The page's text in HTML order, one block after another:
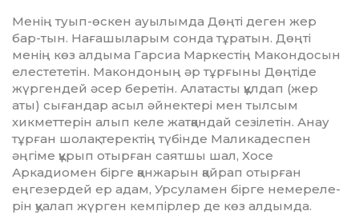
Менің туып-өскен ауылымда Дөң­ті деген жер
бар-тын. Наға­шы­ларым сонда тұратын. Дөңті
менің көз алдыма Гарсиа Маркестің Макондосын
елестететін. Макондо­ның әр тұрғыны Дөңтіде
жүргендей әсер беретін. Алатасты құлдап (жер
аты) сығандар асыл әйнектері мен тыл­сым
хикметтерін алып келе жат­қандай сезілетін. Анау
тұрған шо­лақ теректің түбінде Маликадес­пен
әңгіме құрып отырған саятшы шал, Хосе
Аркадиомен бірге қан­жа­рын қайрап отырған
еңгезердей ер адам, Урсуламен бірге немереле­
рін қуалап жүрген кемпірлер де көз алдымда.